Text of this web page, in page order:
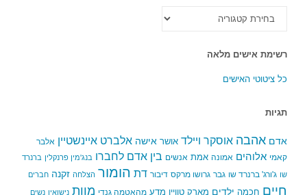
הקטגוריות
רשימת אישים מלאה
כל ציטוטי האישים
תגיות
אדם אהבה אוסקר ויילד אושר אישה אלברט איינשטיין אלבר
קאמי אלוהים אמונה אמת אנשים בין אדם לחברו בנג'מין פרנקלין ברנרד
שו ג'ורג' ברנרד שו גבר גרושו מרקס דיבור דת הומור הצלחה זקנה חברים
חיים חכמה ילדים מארק טוויין מדע מהאטמה גנדי מוות נישואין נשים